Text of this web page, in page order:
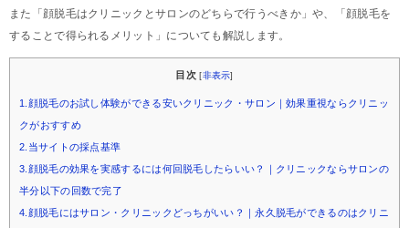
また「顔脱毛はクリニックとサロンのどちらで行うべきか」や、「顔脱毛を
することで得られるメリット」についても解説します。
目次 [非表示]
1.顔脱毛のお試し体験ができる安いクリニック・サロン｜効果重視ならクリニッ
クがおすすめ
2.当サイトの採点基準
3.顔脱毛の効果を実感するには何回脱毛したらいい？｜クリニックならサロンの
半分以下の回数で完了
4.顔脱毛にはサロン・クリニックどっちがいい？｜永久脱毛ができるのはクリニ